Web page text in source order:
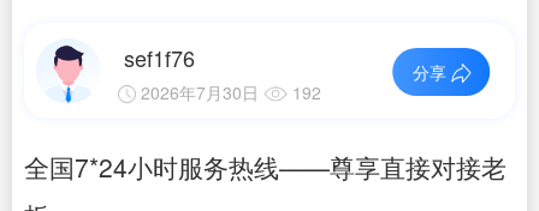
sef1f76
2026年7月30日 192
分享
全国7*24小时服务热线——尊享直接对接老